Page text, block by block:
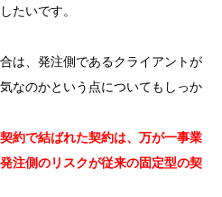
たいです。
は、発注側であるクライアントが
なのかという点についてもしっか
約で結ばれた契約は、万が一事業
注側のリスクが従来の固定型の契